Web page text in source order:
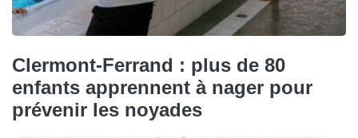
Clermont-Ferrand : plus de 80
enfants apprennent à nager pour
prévenir les noyades